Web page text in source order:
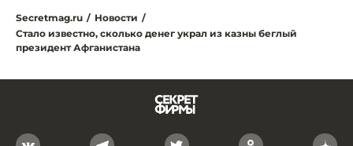
Secretmag.ru / Новости /
Стало известно, сколько денег украл из казны беглый
президент Афганистана